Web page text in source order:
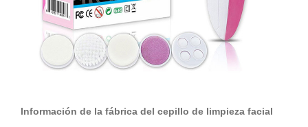
Información de la fábrica del cepillo de limpieza facial